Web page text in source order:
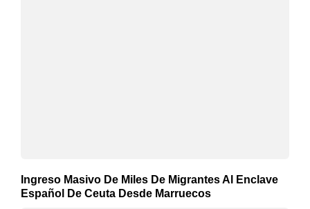
Ingreso Masivo De Miles De Migrantes Al Enclave
Español De Ceuta Desde Marruecos